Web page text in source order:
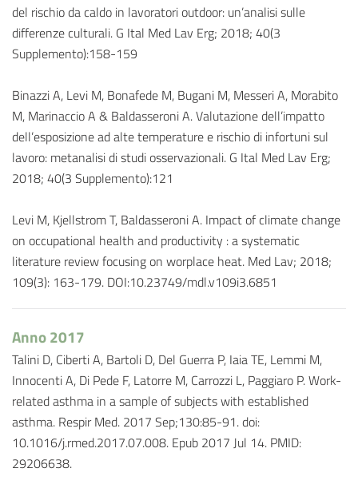
del rischio da caldo in lavoratori outdoor: un’analisi sulle
differenze culturali. G Ital Med Lav Erg; 2018; 40(3
Supplemento):158-159
Binazzi A, Levi M, Bonafede M, Bugani M, Messeri A, Morabito
M, Marinaccio A & Baldasseroni A. Valutazione dell’impatto
dell’esposizione ad alte temperature e rischio di infortuni sul
lavoro: metanalisi di studi osservazionali. G Ital Med Lav Erg;
2018; 40(3 Supplemento):121
Levi M, Kjellstrom T, Baldasseroni A. Impact of climate change
on occupational health and productivity : a systematic
literature review focusing on worplace heat. Med Lav; 2018;
109(3): 163-179. DOI:10.23749/mdl.v109i3.6851
Anno 2017
Talini D, Ciberti A, Bartoli D, Del Guerra P, Iaia TE, Lemmi M,
Innocenti A, Di Pede F, Latorre M, Carrozzi L, Paggiaro P. Work-
related asthma in a sample of subjects with established
asthma. Respir Med. 2017 Sep;130:85-91. doi:
10.1016/j.rmed.2017.07.008. Epub 2017 Jul 14. PMID:
29206638.